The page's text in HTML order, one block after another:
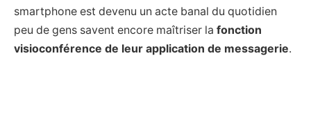
smartphone est devenu un acte banal du quotidien
peu de gens savent encore maîtriser la fonction
visioconférence de leur application de messagerie.